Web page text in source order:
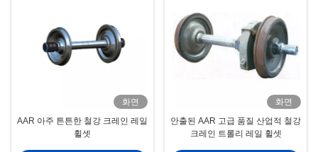
화면
AAR 아주 튼튼한 철강 크레인 레일
휠셋
화면
안출된 AAR 고급 품질 산업적 철강
크레인 트롤리 레일 휠셋